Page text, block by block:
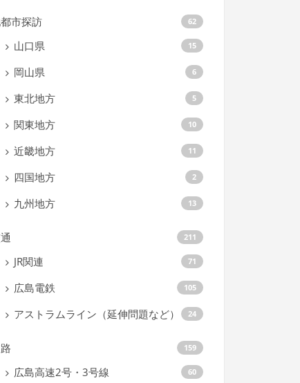
市探訪 62
山口県 15
岡山県 6
東北地方 5
関東地方 10
近畿地方 11
四国地方 2
九州地方 13
211
JR関連 71
広島電鉄 105
アストラムライン（延伸問題など） 24
159
広島高速2号・3号線 60